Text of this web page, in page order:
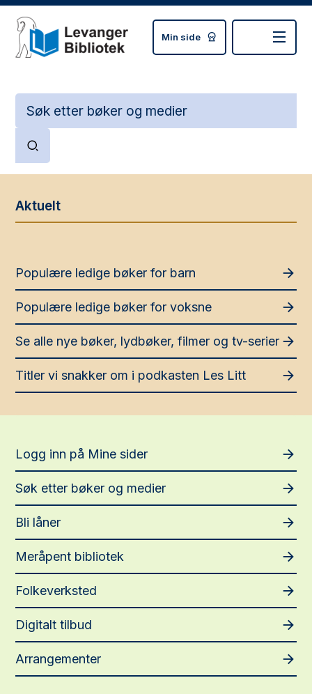
Min side
b
l
t
k
a
e
d
Aktuelt
Populære ledige bøker for barn
Populære ledige bøker for voksne
Se alle nye bøker, lydbøker, filmer og tv-serier
Titler vi snakker om i podkasten Les Litt
Logg inn på Mine sider
Søk etter bøker og medier
Bli låner
Meråpent bibliotek
Folkeverksted
Digitalt tilbud
Arrangementer